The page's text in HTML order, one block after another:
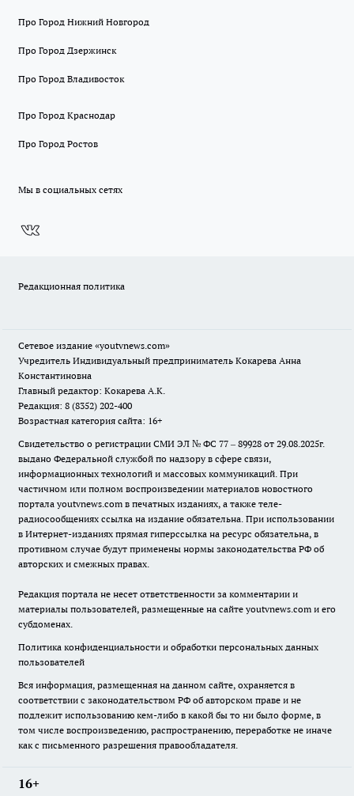
Про Город Нижний Новгород
Про Город Дзержинск
Про Город Владивосток
Про Город Краснодар
Про Город Ростов
Мы в социальных сетях
Редакционная политика
Сетевое издание «youtvnews.com»
Учредитель Индивидуальный предприниматель Кокарева Анна
Константиновна
Главный редактор: Кокарева А.К.
Редакция: 8 (8352) 202-400
Возрастная категория сайта: 16+
Свидетельство о регистрации СМИ ЭЛ № ФС 77 – 89928 от 29.08.2025г.
выдано Федеральной службой по надзору в сфере связи,
информационных технологий и массовых коммуникаций. При
частичном или полном воспроизведении материалов новостного
портала youtvnews.com в печатных изданиях, а также теле-
радиосообщениях ссылка на издание обязательна. При использовании
в Интернет-изданиях прямая гиперссылка на ресурс обязательна, в
противном случае будут применены нормы законодательства РФ об
авторских и смежных правах.
Редакция портала не несет ответственности за комментарии и
материалы пользователей, размещенные на сайте youtvnews.com и его
субдоменах.
Политика конфиденциальности и обработки персональных данных
пользователей
Вся информация, размещенная на данном сайте, охраняется в
соответствии с законодательством РФ об авторском праве и не
подлежит использованию кем-либо в какой бы то ни было форме, в
том числе воспроизведению, распространению, переработке не иначе
как с письменного разрешения правообладателя.
16+